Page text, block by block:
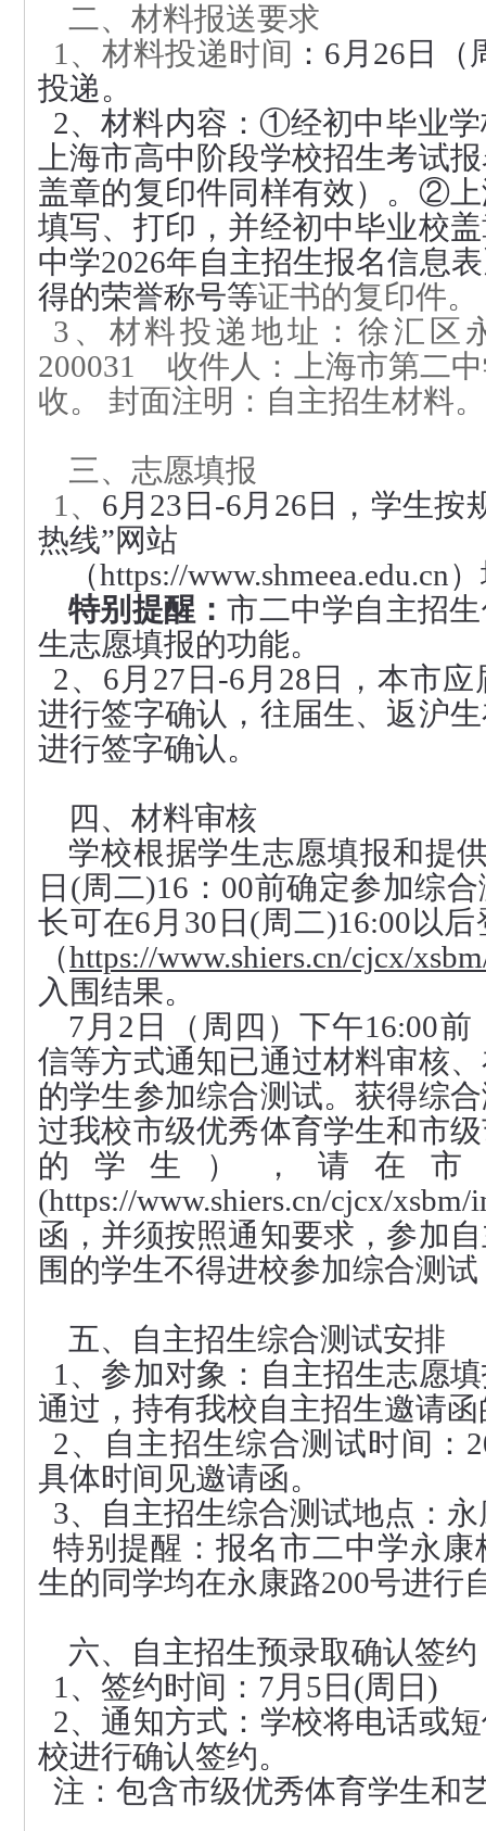
二、材料报送要求
1、材料投递时间 ： 6 月 26 日（
投递。
2、材料内容：①经初中毕业
上海市高中阶段学校招生考试
盖章的复印件同样有效）。②
填写、打印，并经初中毕业校
中学2026年自主招生报名信息
得的荣誉称号等证书的复印件。
3 、材料投递地址：徐汇区
200031 收件人：上海市第二
收。 封面注明：自主招生材料。
三、志愿填报
1、 6月 23 日-6月26 日，学生按
热线”网站
（https://www.shmeea.edu.cn
特别提醒：市二中学自主招
生志愿填报的功能。
2、6月 27 日-6月 28 日，本市
进行签字确认，往届生、返沪
进行签字确认。
四、材料审核
学校根据学生志愿填报和提
日(周二)16：00前确定参加综
长可在6月 30 日(周二)16:00以
（https://www.shiers.cn/cjcx/
入围结果。
7 月 2 日（周四）下午16:00
信等方式通知已通过材料审核
的学生参加综合测试。获得综
过我校市级优秀体育学生和市
的学生），请在
(https://www.shiers.cn/cjcx/
函，并须按照通知要求，参加
围的学生不得进校参加综合测
五、自主招生综合测试安排
1 、 参加对象：自主招生志愿
通过，持有我校自主招生邀请函
2、自主招生综合测试时间：
具体时间见邀请函。
3、自主招生综合测试地点 ：
特别提醒：报名市二中学永
生的同学均在永康路200号进行
六、自主招生预录取确认签约
1 、签约时间： 7月 5 日 (周日 )
2、通知方式：学校将电话或
校进行确认签约。
注：包含市级优秀体育学生和